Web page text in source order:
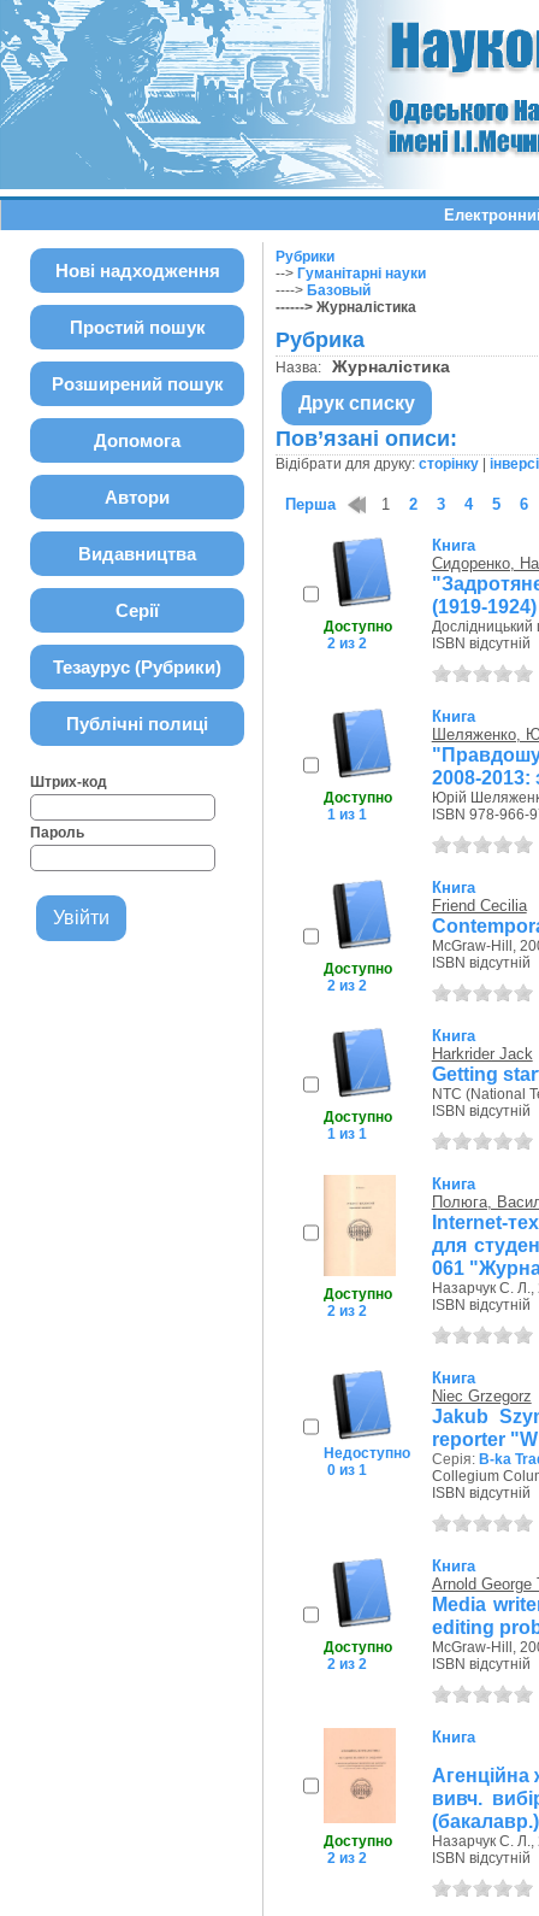
Нові надходження
Простий пошук
Розширений пошук
Допомога
Автори
Видавництва
Серії
Тезаурус (Рубрики)
Публічні полиці
Штрих-код
Пароль
Рубрики
--> Гуманітарні науки
----> Базовый
------> Журналістика
Рубрика
Назва: Журналістика
Друк списку
Пов’язані описи:
Відібрати для друку: сторінку|
Перша 1 2 3 4 5 6
Доступно
2 из 2
Книга
Сидоренко,
(1919-1924)
Дослідницький
ISBN відсутній
Доступно
1 из 1
Книга
Шеляженко,
2008-2013:
Юрій
ISBN 978-966-
Доступно
2 из 2
Книга
Friend Cecilia
McGraw-Hill,
ISBN відсутній
Доступно
1 из 1
Книга
Harkrider Jack
Getting
NTC (National
ISBN відсутній
Доступно
2 из 2
Книга
Полюга,
Internet-
для
061
Назарчук С. Л.,
ISBN відсутній
Недоступно
0 из 1
Книга
Niec Grzegorz
Jakub
reporter
Серія: B-ka
Collegium
ISBN відсутній
Доступно
2 из 2
Книга
Arnold George
Media
editing
McGraw-Hill,
ISBN відсутній
Доступно
2 из 2
Книга
Агенційна
вивч.
Назарчук С. Л.,
ISBN відсутній